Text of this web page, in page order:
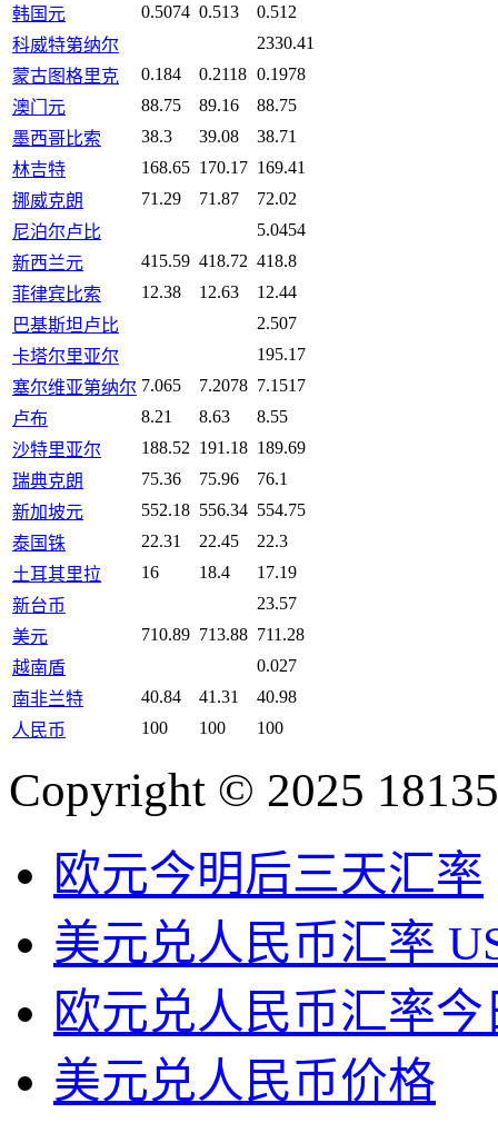
韩国元
0.5074 0.513
0.512
科威特第纳尔
2330.41
蒙古图格里克
0.184 0.2118 0.1978
澳门元
88.75 89.16
88.75
墨西哥比索
38.3 39.08
38.71
林吉特
168.65 170.17 169.41
挪威克朗
71.29 71.87
72.02
尼泊尔卢比
5.0454
新西兰元
415.59 418.72 418.8
菲律宾比索
12.38 12.63
12.44
巴基斯坦卢比
2.507
卡塔尔里亚尔
195.17
塞尔维亚第纳尔 7.065 7.2078 7.1517
卢布
8.21 8.63
8.55
沙特里亚尔
188.52 191.18 189.69
瑞典克朗
75.36 75.96
76.1
新加坡元
552.18 556.34 554.75
泰国铢
22.31 22.45
22.3
土耳其里拉
16 18.4
17.19
新台币
23.57
美元
710.89 713.88 711.28
越南盾
0.027
南非兰特
40.84 41.31
40.98
人民币
100 100 100
Copyright © 2025
欧元今明后三天汇率
美元兑人民币汇率
欧元兑人民币汇率今
美元兑人民币价格